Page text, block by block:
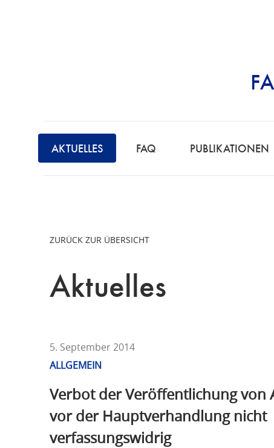
STRAFRECHT |
F
C
H
Ü
AKTUELLES FAQ PUBLIKATIONEN
ZURÜCK ZUR ÜBERSICHT
Aktuelles
5. September 2014
ALLGEMEIN
Verbot der Veröffentlichung von
vor der Hauptverhandlung nicht
verfassungswidrig